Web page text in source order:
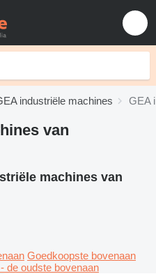
industriële machines GEA
van
machines van
Goedkoopste bovenaan
de oudste bovenaan